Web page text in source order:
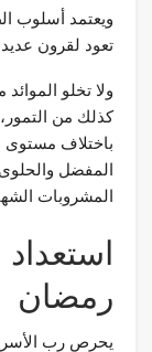
ويعتمد أسلوب
تعود لقرون عديدة
ولا تخلو
كذلك من التمور،
باختلاف مستوى
المفضل
المشروبات
رمضان
يحرص رب